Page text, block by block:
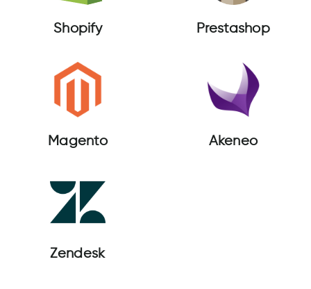
Shopify Prestashop
Magento Akeneo
Zendesk